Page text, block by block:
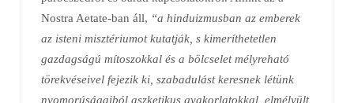
Nostra Aetate-ban áll, “a hinduizmusban az emberek
az isteni misztériumot kutatják, s kimeríthetetlen
gazdagságú mítoszokkal és a bölcselet mélyreható
törekvéseivel fejezik ki, szabadulást keresnek létünk
nyomorúságaiból aszketikus gyakorlatokkal, elmélyült